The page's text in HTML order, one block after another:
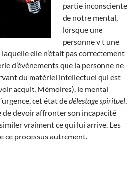
partie inconsciente
de notre mental,
lorsque une
personne vit une
elle n’était pas correctement
d’évènements que la personne ne
du matériel intellectuel qui est
acquit, Mémoires), le mental
cet état dedélestage spirituel
de devoir affronter son incapacité
vraiment ce qui lui arrive. Les
ce processus autrement.